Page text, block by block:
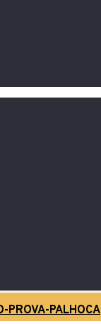
PROVA-PALHOCA